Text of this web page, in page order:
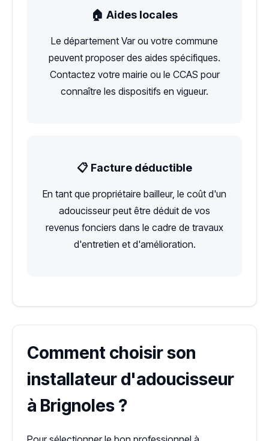
🏠 Aides locales
Le département Var ou votre commune
peuvent proposer des aides spécifiques.
Contactez votre mairie ou le CCAS pour
connaître les dispositifs en vigueur.
📋 Facture déductible
En tant que propriétaire bailleur, le coût d'un
adoucisseur peut être déduit de vos
revenus fonciers dans le cadre de travaux
d'entretien et d'amélioration.
Comment choisir son
installateur d'adoucisseur
à Brignoles ?